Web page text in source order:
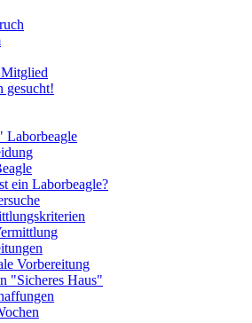
gesucht!
Laborbeagle
ein Laborbeagle?
Vorbereitung
"Sicheres Haus"